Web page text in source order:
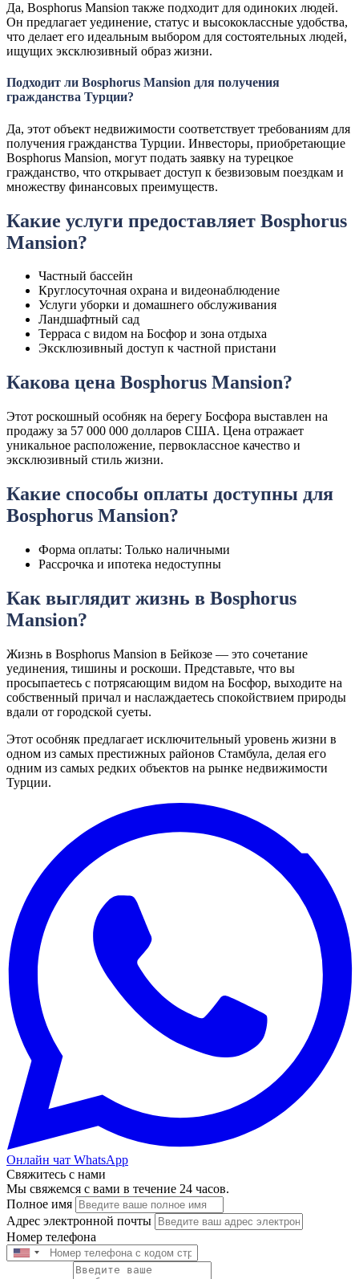
Да, Bosphorus Mansion также подходит для одиноких людей.
Он предлагает уединение, статус и высококлассные удобства,
что делает его идеальным выбором для состоятельных людей,
ищущих эксклюзивный образ жизни.
Подходит ли Bosphorus Mansion для получения
гражданства Турции?
Да, этот объект недвижимости соответствует требованиям для
получения гражданства Турции. Инвесторы, приобретающие
Bosphorus Mansion, могут подать заявку на турецкое
гражданство, что открывает доступ к безвизовым поездкам и
множеству финансовых преимуществ.
Какие услуги предоставляет Bosphorus
Mansion?
Частный бассейн
Круглосуточная охрана и видеонаблюдение
Услуги уборки и домашнего обслуживания
Ландшафтный сад
Терраса с видом на Босфор и зона отдыха
Эксклюзивный доступ к частной пристани
Какова цена Bosphorus Mansion?
Этот роскошный особняк на берегу Босфора выставлен на
продажу за 57 000 000 долларов США. Цена отражает
уникальное расположение, первоклассное качество и
эксклюзивный стиль жизни.
Какие способы оплаты доступны для
Bosphorus Mansion?
Форма оплаты: Только наличными
Рассрочка и ипотека недоступны
Как выглядит жизнь в Bosphorus
Mansion?
Жизнь в Bosphorus Mansion в Бейкозе — это сочетание
уединения, тишины и роскоши. Представьте, что вы
просыпаетесь с потрясающим видом на Босфор, выходите на
собственный причал и наслаждаетесь спокойствием природы
вдали от городской суеты.
Этот особняк предлагает исключительный уровень жизни в
одном из самых престижных районов Стамбула, делая его
одним из самых редких объектов на рынке недвижимости
Турции.
Онлайн чат WhatsApp
Свяжитесь с нами
Мы свяжемся с вами в течение 24 часов.
Полное имя
Адрес электронной почты
Номер телефона